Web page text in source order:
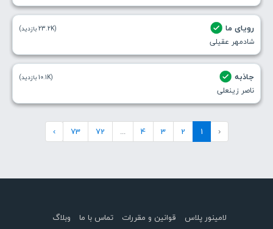
رویای ما
شادمهر عقیلی
(23.2K بازدید)
جاذبه
ناصر زینعلی
(10.1K بازدید)
‹
1
2
3
4
...
72
73
›
لامینور پلاس قوانین و مقررات تماس با ما وبلاگ